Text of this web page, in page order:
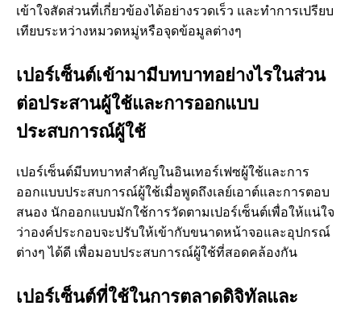
เข้าใจสัดส่วนที่เกี่ยวข้องได้อย่างรวดเร็ว และทำการเปรียบ
เทียบระหว่างหมวดหมู่หรือจุดข้อมูลต่างๆ
เปอร์เซ็นต์เข้ามามีบทบาทอย่างไรในส่วน
ต่อประสานผู้ใช้และการออกแบบ
ประสบการณ์ผู้ใช้
เปอร์เซ็นต์มีบทบาทสำคัญในอินเทอร์เฟซผู้ใช้และการ
ออกแบบประสบการณ์ผู้ใช้เมื่อพูดถึงเลย์เอาต์และการตอบ
สนอง นักออกแบบมักใช้การวัดตามเปอร์เซ็นต์เพื่อให้แน่ใจ
ว่าองค์ประกอบจะปรับให้เข้ากับขนาดหน้าจอและอุปกรณ์
ต่างๆ ได้ดี เพื่อมอบประสบการณ์ผู้ใช้ที่สอดคล้องกัน
เปอร์เซ็นต์ที่ใช้ในการตลาดดิจิทัลและ